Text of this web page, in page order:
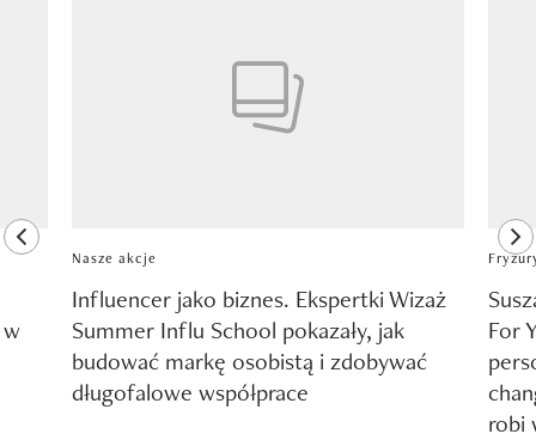
previous element
Nasze akcje
Influencer jako biznes. Ekspertki Wizaż
Summer Influ School pokazały, jak
budować markę osobistą i zdobywać
długofalowe współprace
For
robi